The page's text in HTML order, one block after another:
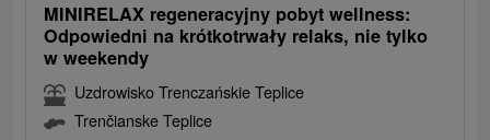
MINIRELAX regeneracyjny pobyt wellness:
Odpowiedni na krótkotrwały relaks, nie tylko
w weekendy
Uzdrowisko Trenczańskie Teplice
Trenčianske Teplice